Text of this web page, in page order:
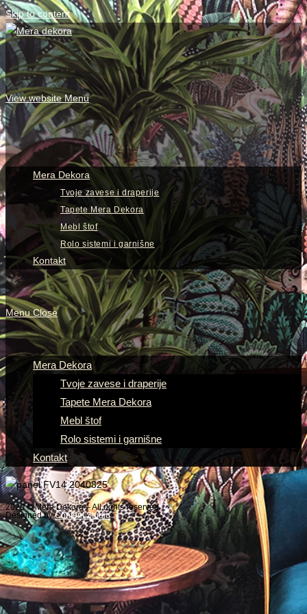
Skip to content
View website Menu
Mera Dekora
Tvoje zavese i draperije
Tapete Mera Dekora
Mebl štof
Rolo sistemi i garnišne
Kontakt
Menu Close
Mera Dekora
Tvoje zavese i draperije
Tapete Mera Dekora
Mebl štof
Rolo sistemi i garnišne
Kontakt
2020 © Mera Dekora – All rights reserved
Designed byContent Studio